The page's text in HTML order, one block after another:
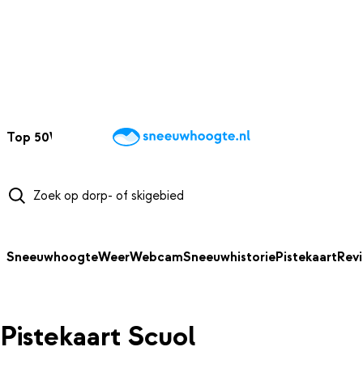
Top 50Webcams WintersportweerKaarten
SneeuwhoogteWeerWebcamSneeuwhistoriePistekaart
Pistekaart Scuol